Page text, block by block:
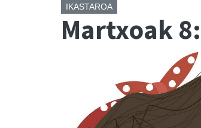
IKASTAROA
Martxoak